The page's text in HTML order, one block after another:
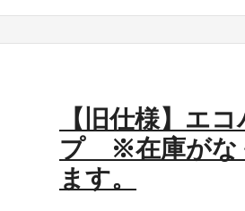
【旧仕様】エ
プ ※在庫がな
ます。